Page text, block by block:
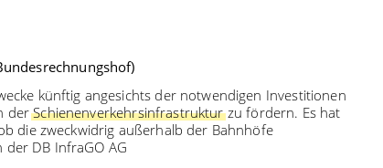
künftig angesichts der notwendigen Investitionen
derSchienenverkehrsinfrastrukturzu fördern. Es hat
die zweckwidrig außerhalb der Bahnhöfe
DB InfraGO AG